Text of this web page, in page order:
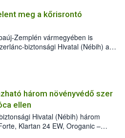
meg a kőrisrontó
Zemplén vármegyében is
biztonsági Hivatal (Nébih) a
planipennis) jelenlétét. A
találták meg, de már fertőzött
az intézkedéseket a szlovák
a terjedés megállítása érdekében.
három növényvédő szer
ellen
Hivatal (Nébih) három
Klartan 24 EW, Oroganic –
így azok a szüretet követően,